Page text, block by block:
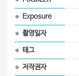
Exposure
촬영일자
태그
저작권자